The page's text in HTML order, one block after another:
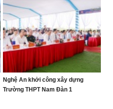
Nghệ An khởi công xây dựng
Trường THPT Nam Đàn 1